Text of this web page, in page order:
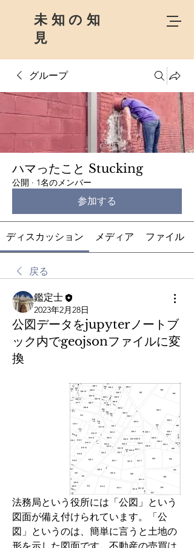
未知の知
見
グループ
ハマったこと Stucking
公開 · 1名のメンバー
参加する
ディスカッション メディア ファイル
戻る
鑑定士
2023年2月28日
公図データをjupyterノートブ
ック内でgeojsonファイルに変
換
法務局という役所には「公図」という
図面が備え付けられています。「公
図」というのは、簡単に言うと土地の